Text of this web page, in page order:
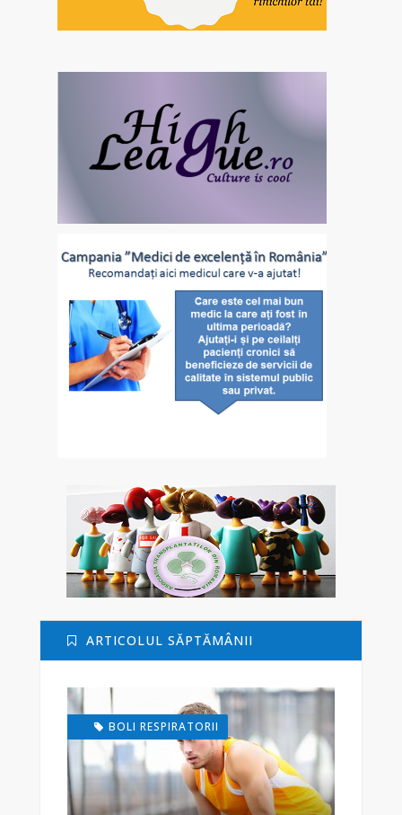
ARTICOLUL SĂPTĂMÂNII
BOLI RESPIRATORII